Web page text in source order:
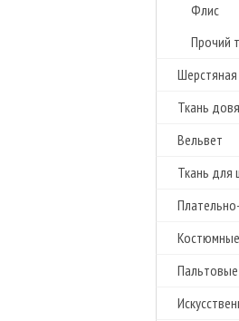
Флиc
Прочий
Шерстяная
Ткань
Вельвет
Ткань для
Пальтовые